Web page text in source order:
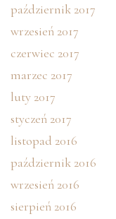
październik 2017
wrzesień 2017
czerwiec 2017
marzec 2017
luty 2017
styczeń 2017
listopad 2016
październik 2016
wrzesień 2016
sierpień 2016